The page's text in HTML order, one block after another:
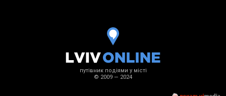
путівник подіями у місті
© 2009 — 2024